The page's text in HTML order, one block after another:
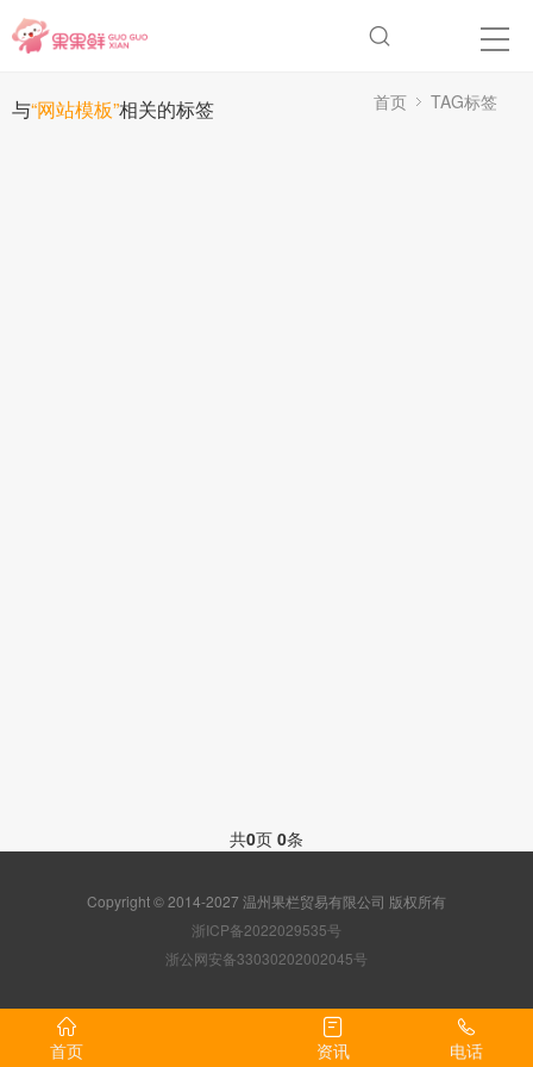
与“网站模板”相关的标签 首页 TAG标签
共0页 0条
Copyright © 2014-2027 温州果栏贸易有限公司 版权所有
浙ICP备2022029535号
浙公网安备33030202002045号
首页 资讯 电话